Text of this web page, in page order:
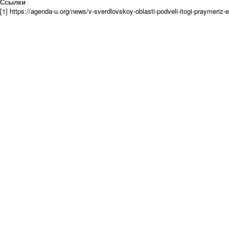
[1] https://agenda-u.org/news/v-sverdlovskoy-oblasti-podveli-itogi-praymeriz-